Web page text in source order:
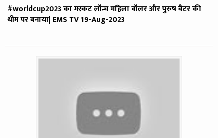
#worldcup2023 का मस्कट लॉन्च महिला बॉलर और पुरुष बैटर की
थीम पर बनाया| EMS TV 19-Aug-2023